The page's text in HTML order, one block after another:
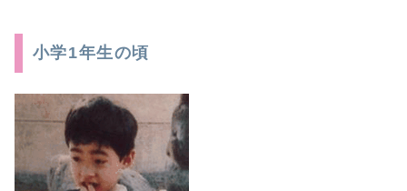
小学1年生の頃